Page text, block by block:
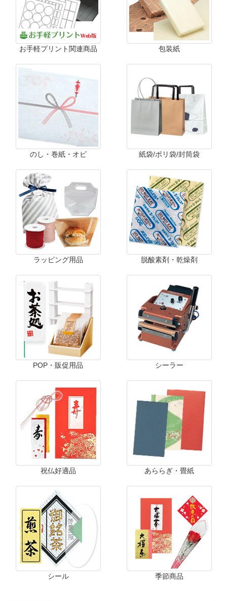
お手軽プリント関連商品 包装紙
のし・巻紙・オビ 紙袋/ポリ袋/封筒袋
ラッピング用品 脱酸素剤・乾燥剤
POP・販促用品 シーラー
祝仏好適品 あららぎ・畳紙
シール 季節商品